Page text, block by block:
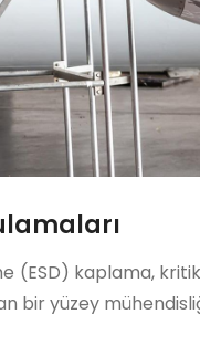
kaplama, kritik
bir yüzey